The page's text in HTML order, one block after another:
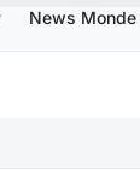
USDCUSDC
News Monde